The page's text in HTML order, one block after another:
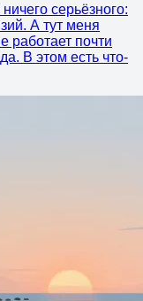
серьёзного:
А тут меня
работает почти
В этом есть что-